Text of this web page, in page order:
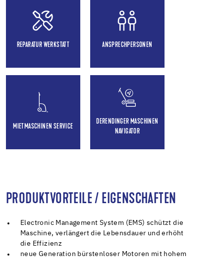
REPARATUR WERKSTATT ANSPRECHPERSONEN
MIETMASCHINEN SERVICE
DERENDINGER MASCHINEN
NAVIGATOR
PRODUKTVORTEILE / EIGENSCHAFTEN
Electronic Management System (EMS) schützt die
Maschine, verlängert die Lebensdauer und erhöht
die Effizienz
neue Generation bürstenloser Motoren mit hohem